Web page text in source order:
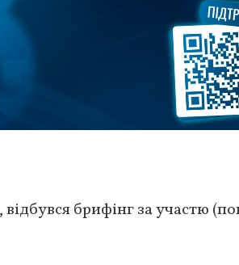
відбувся брифінг за участю